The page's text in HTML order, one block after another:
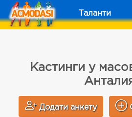
Таланти
Кастинги у
Додати анкету